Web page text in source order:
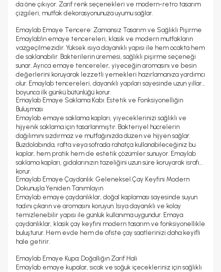
da öne çıkıyor. Zarif renk seçenekleri ve modern-retro tasarım
çizgileri, mutfak dekorasyonunuza uyumu sağlar.
Emaylab Emaye Tencere: Zamansız Tasarım ve Sağlıklı Pişirme
Emaylab'ın emaye tencereleri, klasik ve modern mutfakların
vazgeçilmezidir. Yüksek ısıya dayanıklı yapısı ile hem ocakta hem
de saklanabilir. Bakterilerin üremesi, sağlıklı pişirme seçeneği
sunar. Ayrıca emaye tencereler, yiyeceğin aromasını ve besin
değerlerini koruyarak lezzetli yemekleri hazırlamanıza yardımcı
olur. Emaylab tencereleri, dayanıklı yapıları sayesinde uzun yıllar
boyunca ilk günkü bütünlüğü korur.
Emaylab Emaye Saklama Kabı: Estetik ve Fonksiyonelliğin
Buluşması
Emaylab emaye saklama kapları, yiyeceklerinizi sağlıklı ve
hijyenik saklama için tasarlanmıştır. Bakteriyel hücrelerin
dağılımını sızdırmaz ve mutfağınızda düzen ve hijyen sağlar.
Buzdolabında, rafta veya sofrada rahatça kullanabileceğiniz bu
kaplar, hem pratik hem de estetik çözümler sunuyor. Emaylab
saklama kapları, gıdalarınızın tazeliğini uzun süre koruyarak israfı
korur.
Emaylab Emaye Çaydanlık: Geleneksel Çay Keyfini Modern
Dokunuşla Yeniden Tanımlayın
Emaylab emaye çaydanlıklar, doğal kaplaması sayesinde suyun
tadını çıkarın ve aromasını koruyun. Isıya dayanıklı ve kolay
temizlenebilir yapısı ile günlük kullanıma uygundur. Emaya
çaydanlıklar, klasik çay keyfini modern tasarım ve fonksiyonellikle
buluşturur. Hem evde hem de ofiste çay saatlerinizi daha keyifli
hale getirir.
Emaylab Emaye Kupa: Doğallığın Zarif Hali
Emaylab emaye kupalar, sıcak ve soğuk içecekleriniz için sağlıklı